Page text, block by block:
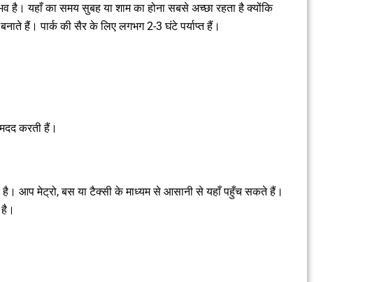
है। यहाँ का समय सुबह या शाम का होना सबसे अच्छा रहता है क्योंकि
हैं। पार्क की सैर के लिए लगभग 2-3 घंटे पर्याप्त हैं।
करती हैं।
है। आप मेट्रो, बस या टैक्सी के माध्यम से आसानी से यहाँ पहुँच सकते हैं।